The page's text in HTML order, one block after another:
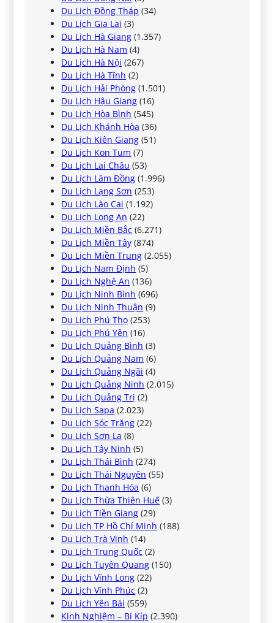
Du Lịch Đồng Tháp (34)
Du Lịch Gia Lai (3)
Du Lịch Hà Giang (1.357)
Du Lịch Hà Nam (4)
Du Lịch Hà Nội (267)
Du Lịch Hà Tĩnh (2)
Du Lịch Hải Phòng (1.501)
Du Lịch Hậu Giang (16)
Du Lịch Hòa Bình (545)
Du Lịch Khánh Hòa (36)
Du Lịch Kiên Giang (51)
Du Lịch Kon Tum (7)
Du Lịch Lai Châu (53)
Du Lịch Lâm Đồng (1.996)
Du Lịch Lạng Sơn (253)
Du Lịch Lào Cai (1.192)
Du Lịch Long An (22)
Du Lịch Miền Bắc (6.271)
Du Lịch Miền Tây (874)
Du Lịch Miền Trung (2.055)
Du Lịch Nam Định (5)
Du Lịch Nghệ An (136)
Du Lịch Ninh Bình (696)
Du Lịch Ninh Thuận (9)
Du Lịch Phú Thọ (253)
Du Lịch Phú Yên (16)
Du Lịch Quảng Bình (3)
Du Lịch Quảng Nam (6)
Du Lịch Quảng Ngãi (4)
Du Lịch Quảng Ninh (2.015)
Du Lịch Quảng Trị (2)
Du Lịch Sapa (2.023)
Du Lịch Sóc Trăng (22)
Du Lịch Sơn La (8)
Du Lịch Tây Ninh (5)
Du Lịch Thái Bình (274)
Du Lịch Thái Nguyên (55)
Du Lịch Thanh Hóa (6)
Du Lịch Thừa Thiên Huế (3)
Du Lịch Tiền Giang (29)
Du Lịch TP Hồ Chí Minh (188)
Du Lịch Trà Vinh (14)
Du Lịch Trung Quốc (2)
Du Lịch Tuyên Quang (150)
Du Lịch Vĩnh Long (22)
Du Lịch Vĩnh Phúc (2)
Du Lịch Yên Bái (559)
Kinh Nghiệm – Bí Kíp (2.390)